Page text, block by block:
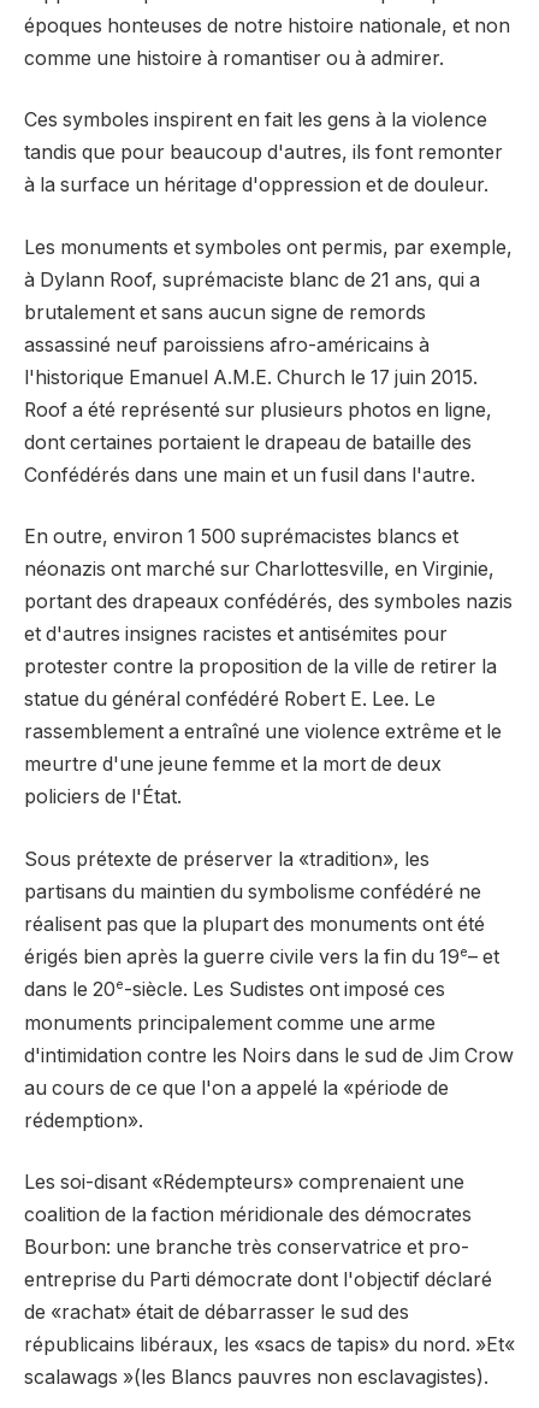
époques honteuses de notre histoire nationale, et non
comme une histoire à romantiser ou à admirer.
Ces symboles inspirent en fait les gens à la violence
tandis que pour beaucoup d'autres, ils font remonter
à la surface un héritage d'oppression et de douleur.
Les monuments et symboles ont permis, par exemple,
à Dylann Roof, suprémaciste blanc de 21 ans, qui a
brutalement et sans aucun signe de remords
assassiné neuf paroissiens afro-américains à
l'historique Emanuel A.M.E. Church le 17 juin 2015.
Roof a été représenté sur plusieurs photos en ligne,
dont certaines portaient le drapeau de bataille des
Confédérés dans une main et un fusil dans l'autre.
En outre, environ 1 500 suprémacistes blancs et
néonazis ont marché sur Charlottesville, en Virginie,
portant des drapeaux confédérés, des symboles nazis
et d'autres insignes racistes et antisémites pour
protester contre la proposition de la ville de retirer la
statue du général confédéré Robert E. Lee. Le
rassemblement a entraîné une violence extrême et le
meurtre d'une jeune femme et la mort de deux
policiers de l'État.
Sous prétexte de préserver la «tradition», les
partisans du maintien du symbolisme confédéré ne
réalisent pas que la plupart des monuments ont été
érigés bien après la guerre civile vers la fin du 19e– et
dans le 20e-siècle. Les Sudistes ont imposé ces
monuments principalement comme une arme
d'intimidation contre les Noirs dans le sud de Jim Crow
au cours de ce que l'on a appelé la «période de
rédemption».
Les soi-disant «Rédempteurs» comprenaient une
coalition de la faction méridionale des démocrates
Bourbon: une branche très conservatrice et pro-
entreprise du Parti démocrate dont l'objectif déclaré
de «rachat» était de débarrasser le sud des
républicains libéraux, les «sacs de tapis» du nord. »Et«
scalawags »(les Blancs pauvres non esclavagistes).